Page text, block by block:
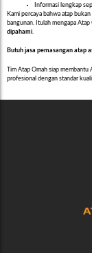
Informasi lengkap
Kami percaya bahwa atap
bangunan. Itulah mengapa
dipahami
Butuh jasa pemasangan atap
Tim Atap Omah siap membantu
profesional dengan standar